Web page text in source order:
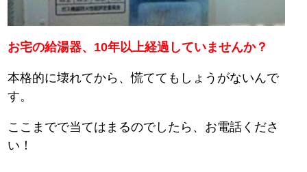
お宅の給湯器、10年以上経過していませんか？
本格的に壊れてから、慌ててもしょうがないんで
す。
ここまでで当てはまるのでしたら、お電話くださ
い！